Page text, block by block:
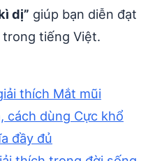
dị” giúp bạn diễn đạt
tiếng Việt.
thích Mắt mũi
cách dùng Cực khổ
đầy đủ